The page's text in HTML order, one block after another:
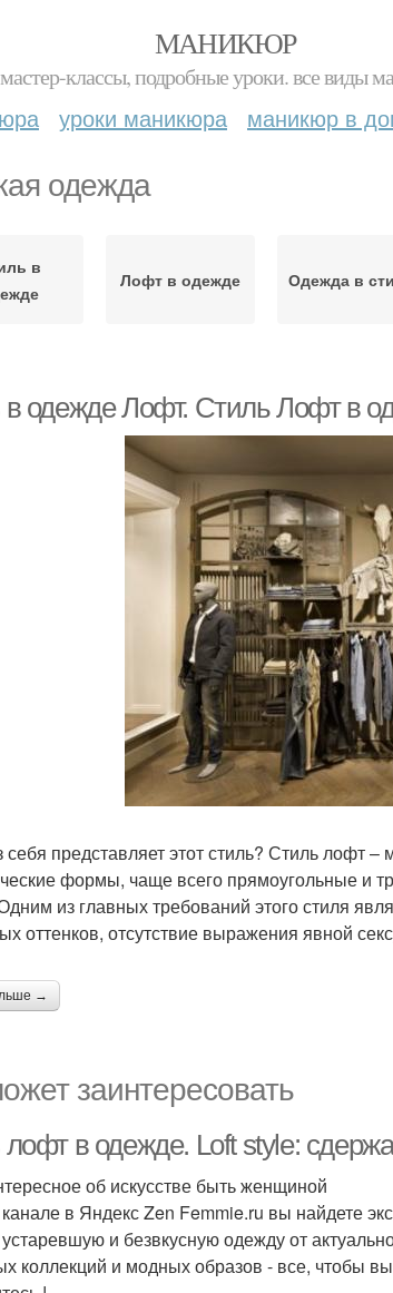
МАНИКЮР
классы, подробные уроки. все виды
уроки маникюра маникюр в
одежда
в
Лофт в одежде Одежда в
одежде Лофт. Стиль Лофт в
себя представляет этот стиль? Стиль лофт
формы, чаще всего прямоугольные и
из главных требований этого стиля
оттенков, отсутствие выражения явной
→
заинтересовать
в одежде. Loft style:
об искусстве быть женщиной
в Яндекс Zen Femmie.ru вы найдете
устаревшую и безвкусную одежду от
коллекций и модных образов - все, чтобы